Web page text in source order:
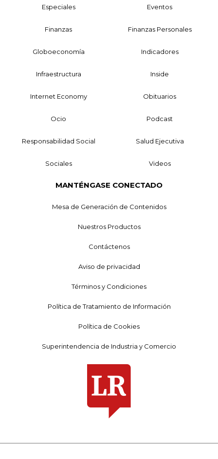
Especiales Eventos
Finanzas Finanzas Personales
Globoeconomía Indicadores
Infraestructura Inside
Internet Economy Obituarios
Ocio Podcast
Responsabilidad Social Salud Ejecutiva
Sociales Videos
MANTÉNGASE CONECTADO
Mesa de Generación de Contenidos
Nuestros Productos
Contáctenos
Aviso de privacidad
Términos y Condiciones
Política de Tratamiento de Información
Política de Cookies
Superintendencia de Industria y Comercio